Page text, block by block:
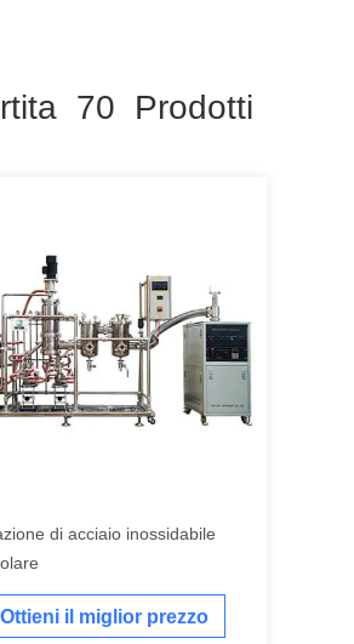
70 Prodotti
di acciaio inossidabile
Ottieni il miglior prezzo